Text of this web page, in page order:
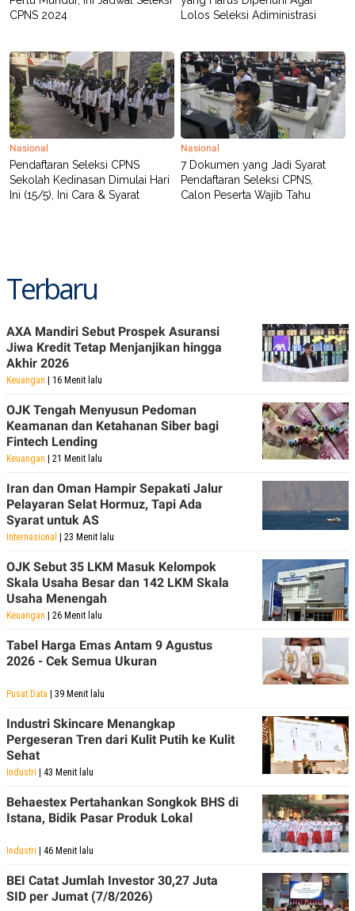
CPNS 2024
Lolos Seleksi Adiministrasi
Nasional
Pendaftaran Seleksi CPNS
Sekolah Kedinasan Dimulai Hari
Ini (15/5), Ini Cara & Syarat
Nasional
7 Dokumen yang Jadi Syarat
Pendaftaran Seleksi CPNS,
Calon Peserta Wajib Tahu
Terbaru
AXA Mandiri Sebut Prospek Asuransi
Jiwa Kredit Tetap Menjanjikan hingga
Akhir 2026
Keuangan | 16 Menit lalu
OJK Tengah Menyusun Pedoman
Keamanan dan Ketahanan Siber bagi
Fintech Lending
Keuangan | 21 Menit lalu
Iran dan Oman Hampir Sepakati Jalur
Pelayaran Selat Hormuz, Tapi Ada
Syarat untuk AS
Internasional | 23 Menit lalu
OJK Sebut 35 LKM Masuk Kelompok
Skala Usaha Besar dan 142 LKM Skala
Usaha Menengah
Keuangan | 26 Menit lalu
Tabel Harga Emas Antam 9 Agustus
2026 - Cek Semua Ukuran
Pusat Data | 39 Menit lalu
Industri Skincare Menangkap
Pergeseran Tren dari Kulit Putih ke Kulit
Sehat
Industri | 43 Menit lalu
Behaestex Pertahankan Songkok BHS di
Istana, Bidik Pasar Produk Lokal
Industri | 46 Menit lalu
BEI Catat Jumlah Investor 30,27 Juta
SID per Jumat (7/8/2026)